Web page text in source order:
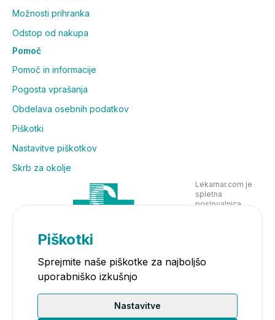
Možnosti prihranka
Odstop od nakupa
Pomoč
Pomoč in informacije
Pogosta vprašanja
Obdelava osebnih podatkov
Piškotki
Nastavitve piškotkov
Skrb za okolje
Lekarnar.com je
spletna
poslovalnica
Piškotki
Sprejmite naše piškotke za najboljšo
uporabniško izkušnjo
Nastavitve